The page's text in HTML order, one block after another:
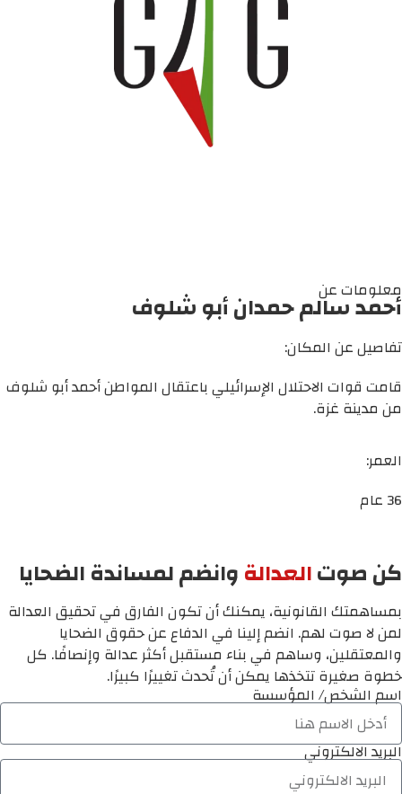
معلومات عن
أحمد سالم حمدان أبو شلوف
تفاصيل عن المكان:
قامت قوات الاحتلال الإسرائيلي باعتقال المواطن أحمد أبو شلوف
من مدينة غزة.
العمر:
36 عام
كن صوتالعدالةوانضم لمساندة الضحايا
بمساهمتك القانونية، يمكنك أن تكون الفارق في تحقيق العدالة
لمن لا صوت لهم. انضم إلينا في الدفاع عن حقوق الضحايا
والمعتقلين، وساهم في بناء مستقبل أكثر عدالة وإنصافًا. كل
خطوة صغيرة تتخذها يمكن أن تُحدث تغييرًا كبيرًا.
اسم الشخص/ المؤسسة
البريد الالكتروني